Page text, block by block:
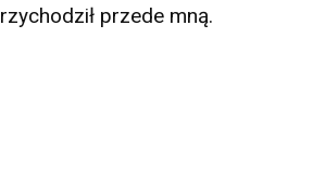
przede mną.